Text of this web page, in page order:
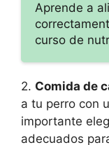
Aprende a
curso de
2. Comida de
a tu perro con
importante
adecuados